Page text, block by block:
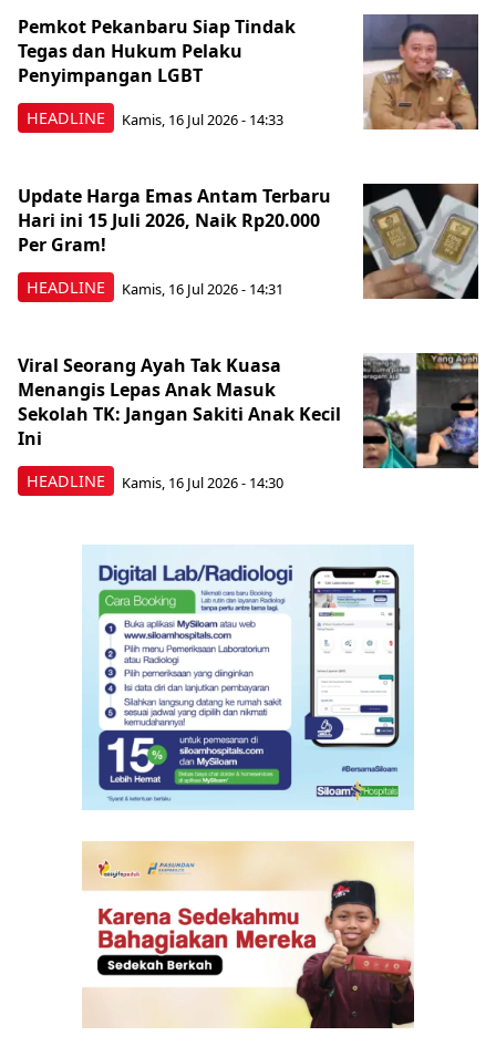
HEADLINE
Pemkot Pekanbaru Siap Tindak
Tegas dan Hukum Pelaku
Penyimpangan LGBT
Kamis, 16 Jul 2026 - 14:33
HEADLINE
Update Harga Emas Antam Terbaru
Hari ini 15 Juli 2026, Naik Rp20.000
Per Gram!
Kamis, 16 Jul 2026 - 14:31
HEADLINE
Viral Seorang Ayah Tak Kuasa
Menangis Lepas Anak Masuk
Sekolah TK: Jangan Sakiti Anak Kecil
Ini
Kamis, 16 Jul 2026 - 14:30